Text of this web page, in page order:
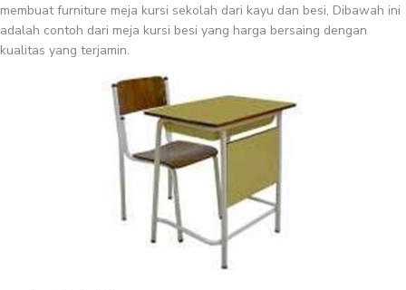
membuat furniture meja kursi sekolah dari kayu dan besi, Dibawah ini
adalah contoh dari meja kursi besi yang harga bersaing dengan
kualitas yang terjamin.